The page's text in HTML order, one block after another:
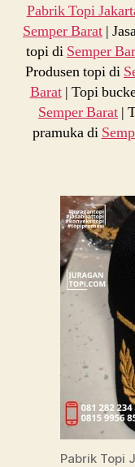
Pabrik Topi
Semper Barat |
topi di Semper
Produsen topi di
Barat| Topi
Semper Barat |
pramuka di
Pabrik Topi